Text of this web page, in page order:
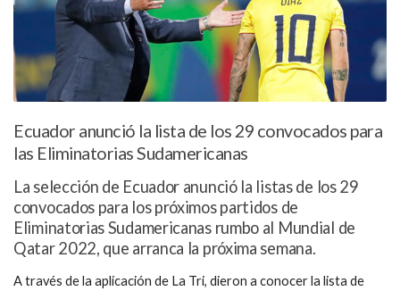
Ecuador anunció la lista de los 29 convocados para
las Eliminatorias Sudamericanas
La selección de Ecuador anunció la listas de los 29
convocados para los próximos partidos de
Eliminatorias Sudamericanas rumbo al Mundial de
Qatar 2022, que arranca la próxima semana.
A través de la aplicación de La Tri, dieron a conocer la lista de